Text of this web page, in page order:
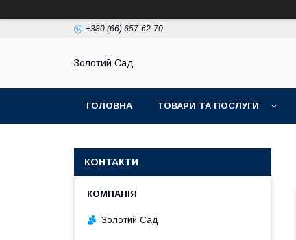
+380 (66) 657-62-70
Золотий Сад
ГОЛОВНА ТОВАРИ ТА ПОСЛУГИ
КОНТАКТИ
Золотий Сад